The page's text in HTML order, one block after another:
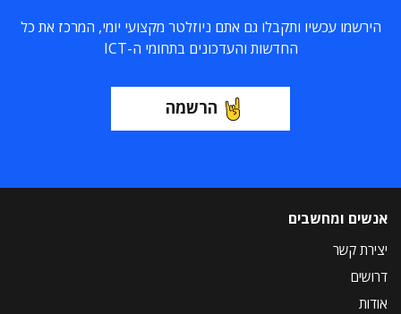
הירשמו עכשיו ותקבלו גם אתם ניוזלטר מקצועי יומי, המרכז את כל
החדשות והעדכונים בתחומי ה-ICT
הרשמה
אנשים ומחשבים
יצירת קשר
דרושים
אודות